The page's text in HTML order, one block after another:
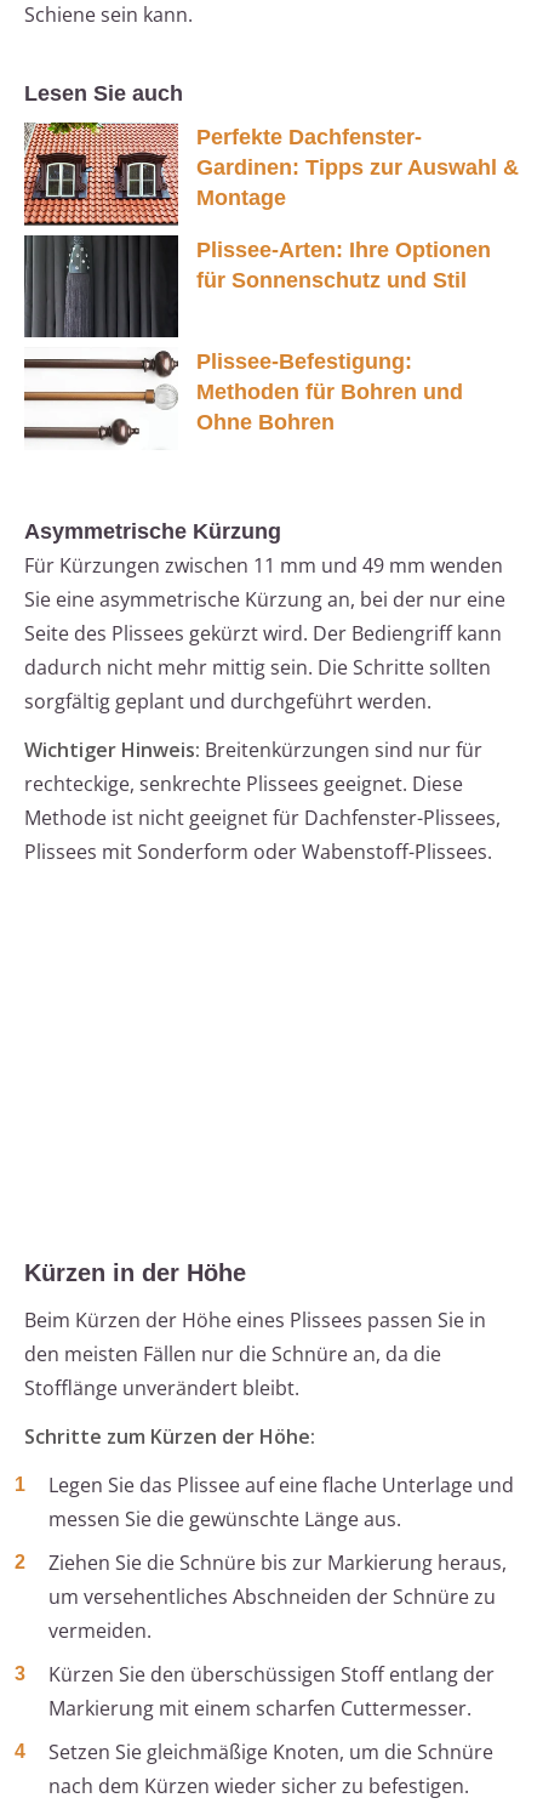
Schiene sein kann.
Lesen Sie auch
Perfekte Dachfenster-
Gardinen: Tipps zur Auswahl &
Montage
Plissee-Arten: Ihre Optionen
für Sonnenschutz und Stil
Plissee-Befestigung:
Methoden für Bohren und
Ohne Bohren
Asymmetrische Kürzung
Für Kürzungen zwischen 11 mm und 49 mm wenden
Sie eine asymmetrische Kürzung an, bei der nur eine
Seite des Plissees gekürzt wird. Der Bediengriff kann
dadurch nicht mehr mittig sein. Die Schritte sollten
sorgfältig geplant und durchgeführt werden.
Wichtiger Hinweis: Breitenkürzungen sind nur für
rechteckige, senkrechte Plissees geeignet. Diese
Methode ist nicht geeignet für Dachfenster-Plissees,
Plissees mit Sonderform oder Wabenstoff-Plissees.
Kürzen in der Höhe
Beim Kürzen der Höhe eines Plissees passen Sie in
den meisten Fällen nur die Schnüre an, da die
Stofflänge unverändert bleibt.
Schritte zum Kürzen der Höhe:
Legen Sie das Plissee auf eine flache Unterlage und
messen Sie die gewünschte Länge aus.
Ziehen Sie die Schnüre bis zur Markierung heraus,
um versehentliches Abschneiden der Schnüre zu
vermeiden.
Kürzen Sie den überschüssigen Stoff entlang der
Markierung mit einem scharfen Cuttermesser.
Setzen Sie gleichmäßige Knoten, um die Schnüre
nach dem Kürzen wieder sicher zu befestigen.